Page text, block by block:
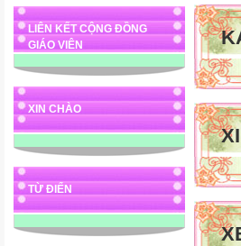
LIÊN KẾT CỘNG ĐỒNG
GIÁO VIÊN
XIN CHÀO
TỪ ĐIỂN